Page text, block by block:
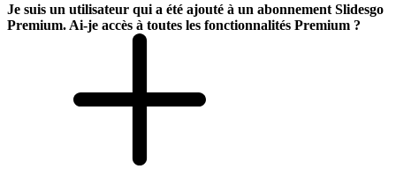
Je suis un utilisateur qui a été ajouté à un abonnement Slidesgo
Premium. Ai-je accès à toutes les fonctionnalités Premium ?